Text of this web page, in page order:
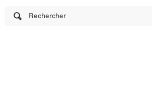
Rechercher